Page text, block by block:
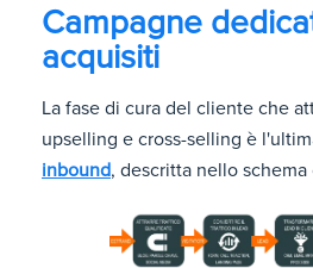
Campagne
acquisiti
La fase di cura del cliente che
upselling e cross-selling è
inbound, descritta nello schema